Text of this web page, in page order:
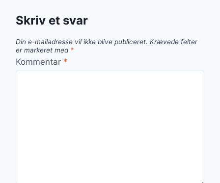
Skriv et svar
Din e-mailadresse vil ikke blive publiceret. Krævede felter
er markeret med *
Kommentar *